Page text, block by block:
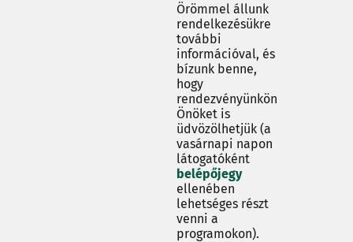
Örömmel állunk
rendelkezésükre
további
információval, és
bízunk benne,
hogy
rendezvényünkön
Önöket is
üdvözölhetjük (a
vasárnapi napon
látogatóként
belépőjegy
ellenében
lehetséges részt
venni a
programokon).